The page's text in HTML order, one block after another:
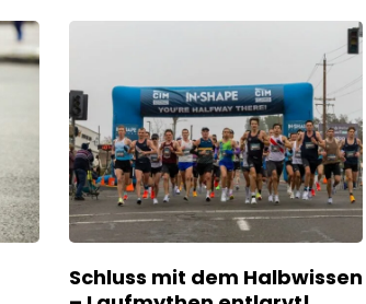
Schluss mit dem Halbwissen